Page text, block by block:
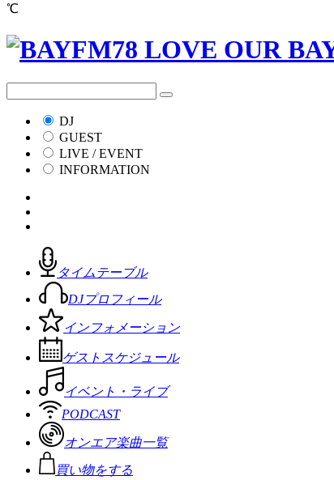
℃
DJ
GUEST
LIVE / EVENT
INFORMATION
タイムテーブル
DJプロフィール
インフォメーション
ゲストスケジュール
イベント・ライブ
PODCAST
オンエア楽曲一覧
買い物をする